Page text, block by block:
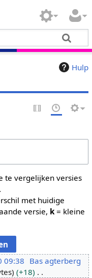
Hulp
te vergelijken versies
met huidige
versie, k= kleine
09:38 Bas agterberg
+18